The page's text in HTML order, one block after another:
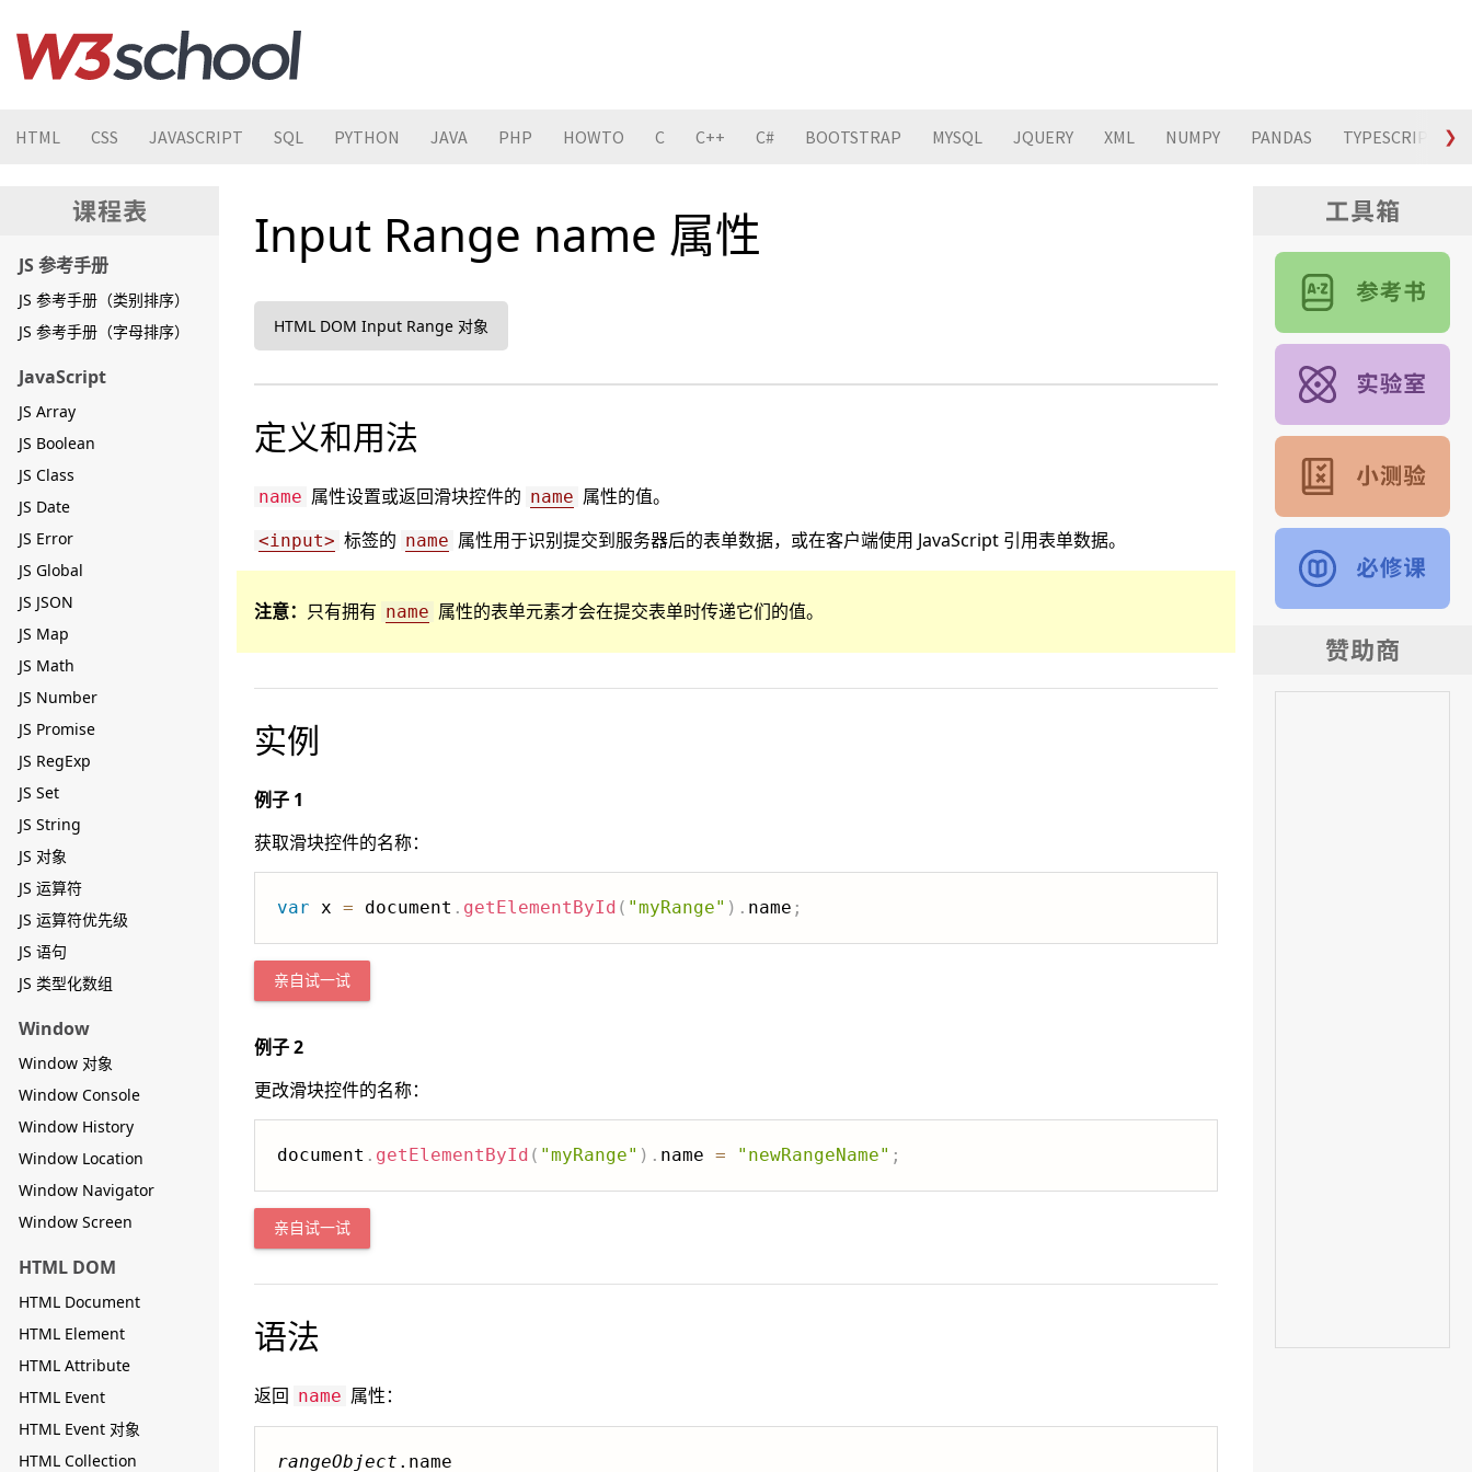
HTML CSS JAVASCRIPT SQL PYTHON JAVA PHP HOWTO C C++ C# BOOTSTRAP MYSQL JQUERY XML NUMPY PANDAS TYPESCRIPT ❯
JS 参考手册
JS 参考手册（类别排序）
JS 参考手册（字母排序）
JavaScript
JS Array
JS Boolean
JS Class
JS Date
JS Error
JS Global
JS JSON
JS Map
JS Math
JS Number
JS Promise
JS RegExp
JS Set
JS String
JS 对象
JS 运算符
JS 运算符优先级
JS 语句
JS 类型化数组
Window
Window 对象
Window Console
Window History
Window Location
Window Navigator
Window Screen
HTML DOM
HTML Document
HTML Element
HTML Attribute
HTML Event
HTML Event 对象
HTML Collection
Input Range name 属性
HTML DOM Input Range 对象
定义和用法
name 属性设置或返回滑块控件的 name 属性的值。
<input> 标签的 name 属性用于识别提交到服务器后的表单数据，或在客户端使用 JavaScript 引用表单数据。
注意： 只有拥有 name 属性的表单元素才会在提交表单时传递它们的值。
实例
例子 1
获取滑块控件的名称：
var x = document . getElementById ( "myRange" ) . name ;
亲自试一试
例子 2
更改滑块控件的名称：
document . getElementById ( "myRange" ) . name = "newRangeName" ;
亲自试一试
语法
返回 name 属性：
rangeObject .name